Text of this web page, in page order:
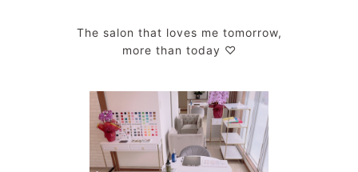
The salon that loves me tomorrow,
more than today ♡